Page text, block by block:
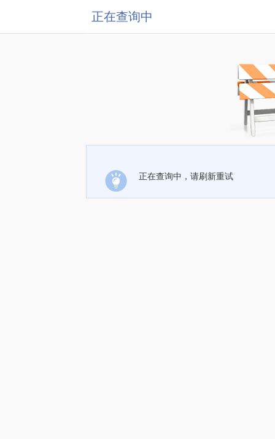
正在查询中
正在查询中，请刷新重试